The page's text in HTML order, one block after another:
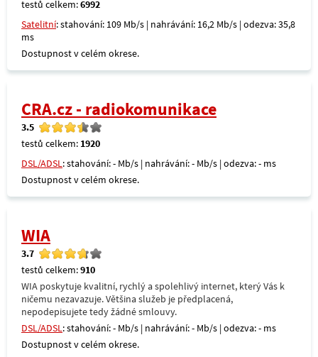
testů celkem:6992
Satelitní: stahování: 109 Mb/s | nahrávání: 16,2 Mb/s | odezva: 35,8
ms
Dostupnost v celém okrese.
CRA.cz - radiokomunikace
3.5
testů celkem: 1920
DSL/ADSL: stahování: - Mb/s | nahrávání: - Mb/s | odezva: - ms
Dostupnost v celém okrese.
WIA
3.7
testů celkem:910
WIA poskytuje kvalitní, rychlý a spolehlivý internet, který Vás k
ničemu nezavazuje. Většina služeb je předplacená,
nepodepisujete tedy žádné smlouvy.
DSL/ADSL: stahování: - Mb/s | nahrávání: - Mb/s | odezva: - ms
Dostupnost v celém okrese.